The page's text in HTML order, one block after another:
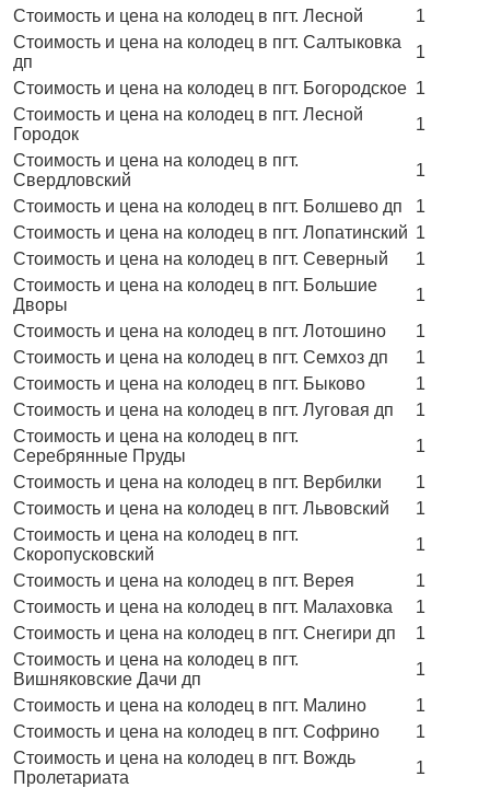
Стоимость и цена на колодец в пгт. Лесной
1
Стоимость и цена на колодец в пгт. Салтыковка
дп
1
Стоимость и цена на колодец в пгт. Богородское 1
Стоимость и цена на колодец в пгт. Лесной
Городок
1
Стоимость и цена на колодец в пгт.
Свердловский
1
Стоимость и цена на колодец в пгт. Болшево дп
1
Стоимость и цена на колодец в пгт. Лопатинский 1
Стоимость и цена на колодец в пгт. Северный
1
Стоимость и цена на колодец в пгт. Большие
Дворы
1
Стоимость и цена на колодец в пгт. Лотошино
1
Стоимость и цена на колодец в пгт. Семхоз дп
1
Стоимость и цена на колодец в пгт. Быково
1
Стоимость и цена на колодец в пгт. Луговая дп
1
Стоимость и цена на колодец в пгт.
Серебрянные Пруды
1
Стоимость и цена на колодец в пгт. Вербилки
1
Стоимость и цена на колодец в пгт. Львовский
1
Стоимость и цена на колодец в пгт.
Скоропусковский
1
Стоимость и цена на колодец в пгт. Верея
1
Стоимость и цена на колодец в пгт. Малаховка
1
Стоимость и цена на колодец в пгт. Снегири дп
1
Стоимость и цена на колодец в пгт.
Вишняковские Дачи дп
1
Стоимость и цена на колодец в пгт. Малино
1
Стоимость и цена на колодец в пгт. Софрино
1
Стоимость и цена на колодец в пгт. Вождь
Пролетариата
1